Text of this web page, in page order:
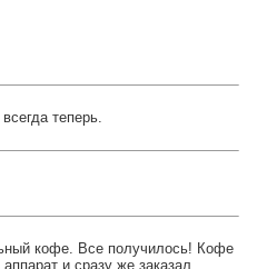
теперь.
кофе. Все получилось! Кофе
и сразу же заказал